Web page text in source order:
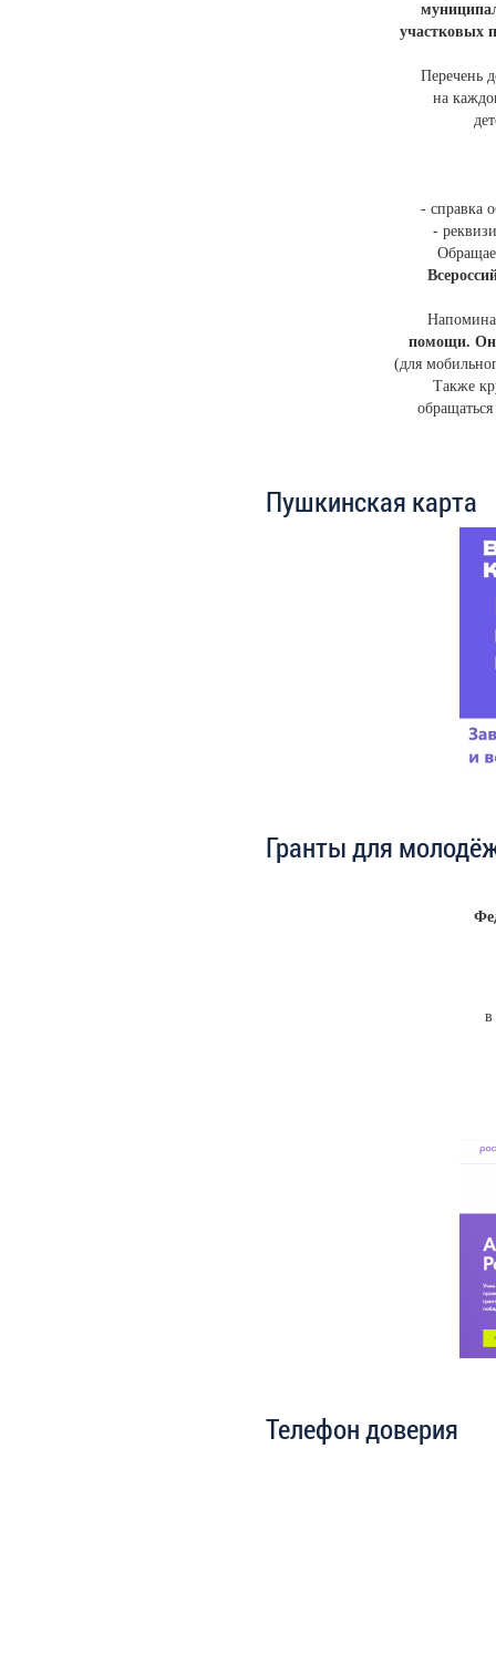
участковых
Перечень
на
- справка
-
помощи.
(для
Также
Пушкинская карта
Гранты для
в
Телефон доверия